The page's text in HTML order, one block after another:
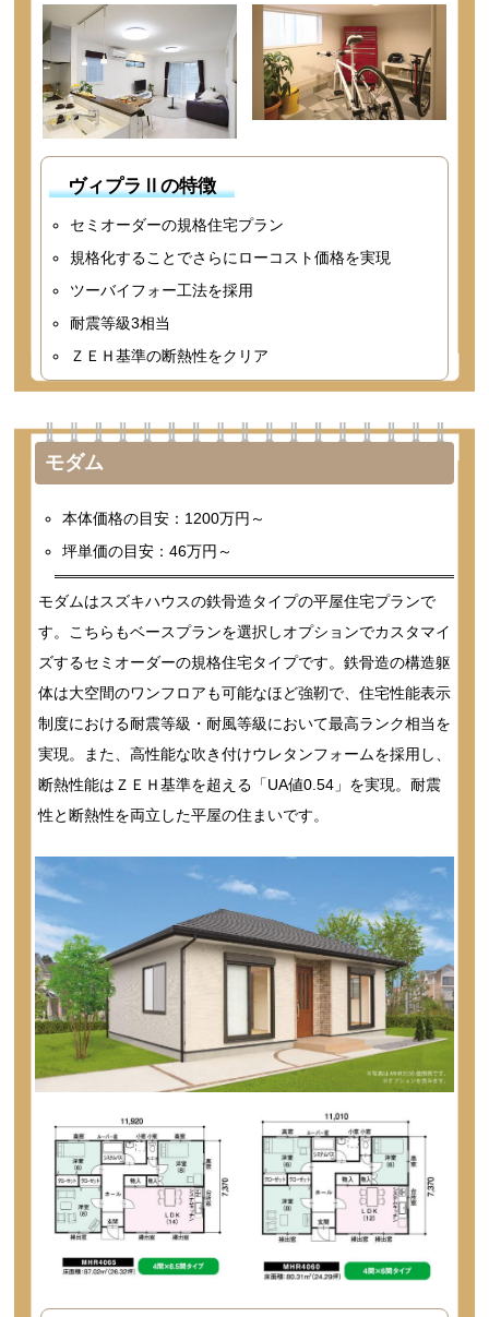
ヴィプラⅡの特徴
セミオーダーの規格住宅プラン
規格化することでさらにローコスト価格を実現
ツーバイフォー工法を採用
耐震等級3相当
ＺＥＨ基準の断熱性をクリア
モダム
本体価格の目安：1200万円～
坪単価の目安：46万円～
モダムはスズキハウスの鉄骨造タイプの平屋住宅プランで
す。こちらもベースプランを選択しオプションでカスタマイ
ズするセミオーダーの規格住宅タイプです。鉄骨造の構造躯
体は大空間のワンフロアも可能なほど強靭で、住宅性能表示
制度における耐震等級・耐風等級において最高ランク相当を
実現。また、高性能な吹き付けウレタンフォームを採用し、
断熱性能はＺＥＨ基準を超える「UA値0.54」を実現。耐震
性と断熱性を両立した平屋の住まいです。